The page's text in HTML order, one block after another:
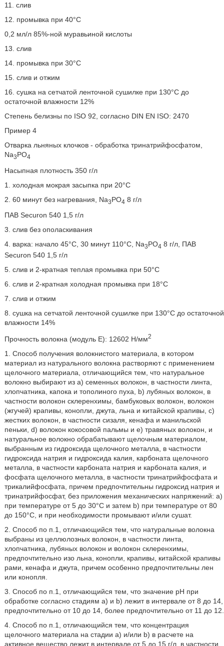
11. слив
12. промывка при 40°C
0,2 мл/л 85%-ной муравьиной кислоты
13. слив
14. промывка при 30°C
15. слив и отжим
16. сушка на сетчатой ленточной сушилке при 130°C до
остаточной влажности 12%
Степень белизны по ISO 92, согласно DIN EN ISO: 2470
Пример 4
Отварка льняных клочков - обработка тринатрийфосфатом,
Na3PO4
Насыпная плотность 350 г/л
1. холодная мокрая засыпка при 20°C
2. 60 минут без нагревания, Na3PO4 8 г/л
ПАВ Securon 540 1,5 г/л
3. слив без ополаскивания
4. варка: начало 45°C, 30 минут 110°С, Na3PO4 8 г/л, ПАВ
Securon 540 1,5 г/л
5. слив и 2-кратная теплая промывка при 50°C
6. слив и 2-кратная холодная промывка при 18°C
7. слив и отжим
8. сушка на сетчатой ленточной сушилке при 130°C до остаточной
влажности 14%
Прочность волокна (модуль Е): 12602 Н/мм2
1. Способ получения волокнистого материала, в котором
материал из натурального волокна растворяют с применением
щелочного материала, отличающийся тем, что натуральное
волокно выбирают из a) семенных волокон, в частности линта,
хлопчатника, капока и тополиного пуха, b) лубяных волокон, в
частности волокон склеренхимы, бамбуковых волокон, волокон
(жгучей) крапивы, конопли, джута, льна и китайской крапивы, c)
жестких волокон, в частности сизаля, кенафа и манильской
пеньки, d) волокон кокосовой пальмы и е) травяных волокон, и
натуральное волокно обрабатывают щелочным материалом,
выбранным из гидроксида щелочного металла, в частности
гидроксида натрия и гидроксида калия, карбоната щелочного
металла, в частности карбоната натрия и карбоната калия, и
фосфата щелочного металла, в частности тринатрийфосфата и
трикалийфосфата, причем предпочтительны гидроксид натрия и
тринатрийфосфат, без приложения механических напряжений: a)
при температуре от 5 до 30°C и затем b) при температуре от 80
до 150°C, и при необходимости промывают и/или сушат.
2. Способ по п.1, отличающийся тем, что натуральные волокна
выбраны из целлюлозных волокон, в частности линта,
хлопчатника, лубяных волокон и волокон склеренхимы,
предпочтительно изо льна, конопли, крапивы, китайской крапивы
рами, кенафа и джута, причем особенно предпочтительны лен
или конопля.
3. Способ по п.1, отличающийся тем, что значение pH при
обработке согласно стадиям a) и b) лежит в интервале от 8 до 14,
предпочтительно от 10 до 14, более предпочтительно от 11 до 12.
4. Способ по п.1, отличающийся тем, что концентрация
щелочного материала на стадии a) и/или b) в расчете на
активное вещество лежит в интервале от 5 до 15 г/л, в частности